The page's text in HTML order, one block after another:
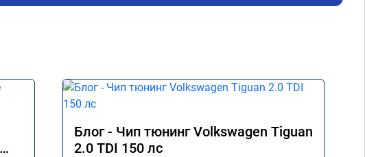
Блог - Чип тюнинг Volkswagen Tiguan
2.0 TDI 150 лс